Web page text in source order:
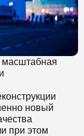
масштабная
новый
при этом